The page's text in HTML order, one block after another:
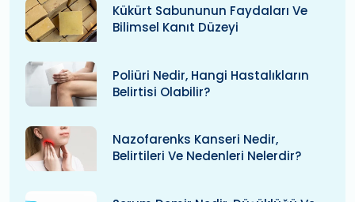
Kükürt Sabununun Faydaları Ve
Bilimsel Kanıt Düzeyi
Poliüri Nedir, Hangi Hastalıkların
Belirtisi Olabilir?
Nazofarenks Kanseri Nedir,
Belirtileri Ve Nedenleri Nelerdir?